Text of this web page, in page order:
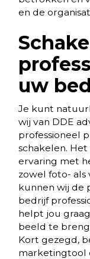
en de
uw
Je kunt
wij van DDE
professioneel
schakelen.
ervaring met
zowel foto- als
kunnen wij de
bedrijf
helpt jou
beeld te
Kort gezegd,
marketingtool